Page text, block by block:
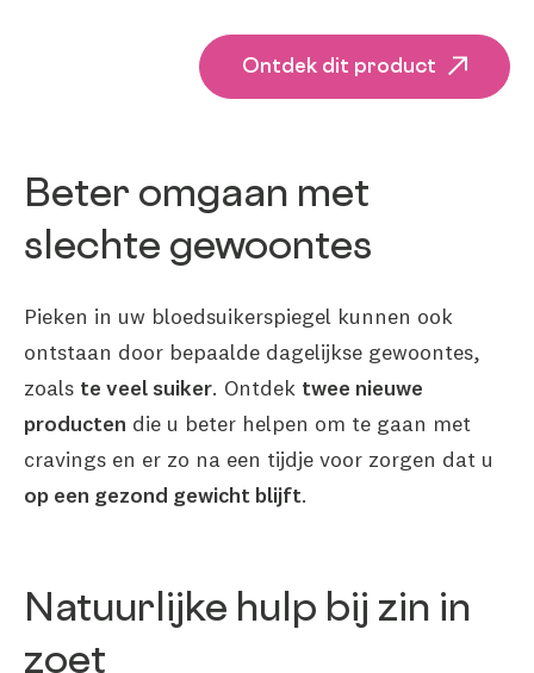
Ontdek dit product
Beter omgaan met
slechte gewoontes
Pieken in uw bloedsuikerspiegel kunnen ook
ontstaan door bepaalde dagelijkse gewoontes,
zoals te veel suiker. Ontdek twee nieuwe
producten die u beter helpen om te gaan met
cravings en er zo na een tijdje voor zorgen dat u
op een gezond gewicht blijft.
Natuurlijke hulp bij zin in
zoet